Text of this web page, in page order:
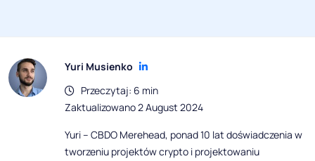
Yuri Musienko
Przeczytaj: 6 min
Zaktualizowano 2 August 2024
Yuri – CBDO Merehead, ponad 10 lat doświadczenia w
tworzeniu projektów crypto i projektowaniu